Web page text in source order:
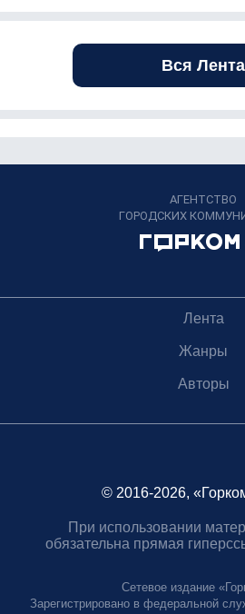
Вся Лента
АГЕНТСТВО
ГОРОДСКИХ
Лента
Жанры
Авторы
© 2016-2026,
При использовании
обязательна прямая
Сетевое издание
Зарегистрировано в федеральной